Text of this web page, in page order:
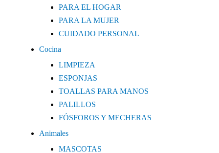
PARA EL HOGAR
PARA LA MUJER
CUIDADO PERSONAL
Cocina
LIMPIEZA
ESPONJAS
TOALLAS PARA MANOS
PALILLOS
FÓSFOROS Y MECHERAS
Animales
MASCOTAS